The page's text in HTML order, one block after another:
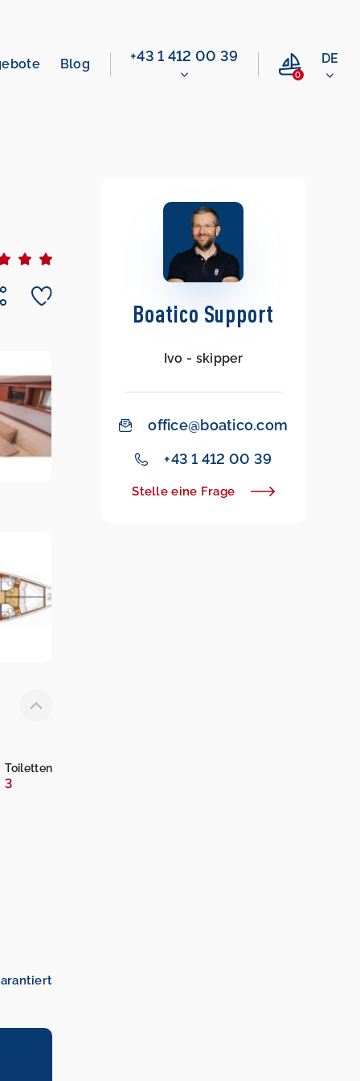
Blog +43 1 412 00 39
0
DE
Toiletten
3
Boatico Support
Ivo - skipper
office@boatico.com
+43 1 412 00 39
Stelle eine Frage